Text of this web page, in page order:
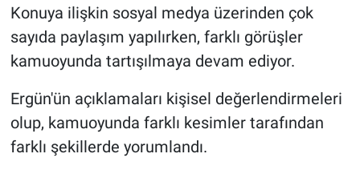
Konuya ilişkin sosyal medya üzerinden çok
sayıda paylaşım yapılırken, farklı görüşler
kamuoyunda tartışılmaya devam ediyor.
Ergün'ün açıklamaları kişisel değerlendirmeleri
olup, kamuoyunda farklı kesimler tarafından
farklı şekillerde yorumlandı.